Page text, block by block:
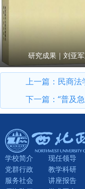
研究成果｜刘亚
上一篇： 民商法学院
下一篇： “普及急救知
学校简介 现任领导
党群行政
教学科研
服务社会
讲座报告